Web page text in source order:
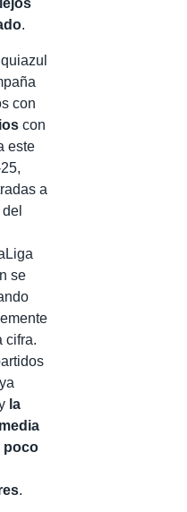
.
con
con
este
a
se
cifra.
la
poco
.